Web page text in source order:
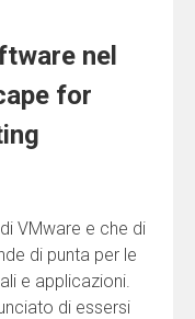
nel
for
VMware e che di
di punta per le
e applicazioni.
di essersi